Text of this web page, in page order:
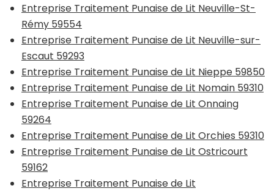
Entreprise Traitement Punaise de Lit Neuville-St-
Rémy 59554
Entreprise Traitement Punaise de Lit Neuville-sur-
Escaut 59293
Entreprise Traitement Punaise de Lit Nieppe 59850
Entreprise Traitement Punaise de Lit Nomain 59310
Entreprise Traitement Punaise de Lit Onnaing
59264
Entreprise Traitement Punaise de Lit Orchies 59310
Entreprise Traitement Punaise de Lit Ostricourt
59162
Entreprise Traitement Punaise de Lit